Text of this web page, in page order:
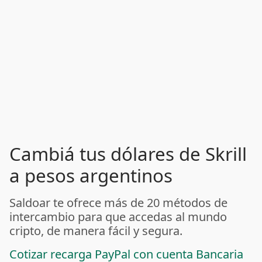
Cambiá tus dólares de Skrill
a pesos argentinos
Saldoar te ofrece más de 20 métodos de
intercambio para que accedas al mundo
cripto, de manera fácil y segura.
Cotizar recarga PayPal con cuenta Bancaria